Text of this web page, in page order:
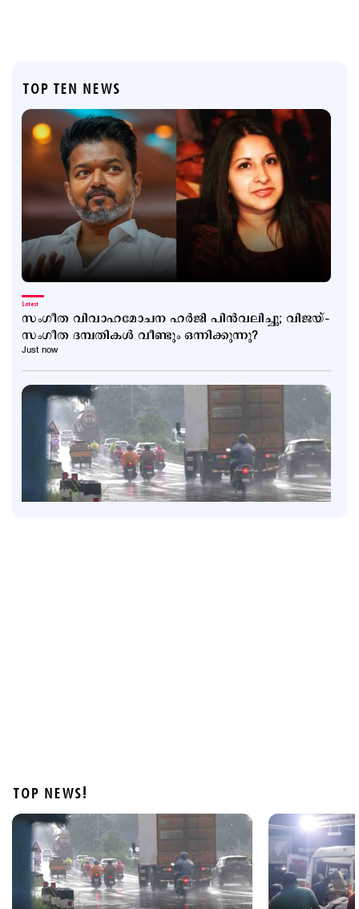
TOP TEN NEWS
Latest
സംഗീത വിവാഹമോചന ഹര്‍ജി പിന്‍വലിച്ചു; വിജയ്–
സംഗീത ദമ്പതികള്‍ വീണ്ടും ഒന്നിക്കുന്നു?
Just now
Kuttapathram
ആഭ്യന്തര മന്ത്രിക്കും പൊലീസിനും വെല്ലുവിളി;
'ആയങ്കി'യെ പൂട്ടാന്‍ 10 അംഗ പ്രത്യേക സംഘം
3 hours ago
TOP NEWS!